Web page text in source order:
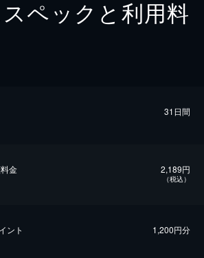
ペックと利用料
31日間
金 2,189円
（税込）
ント 1,200円分